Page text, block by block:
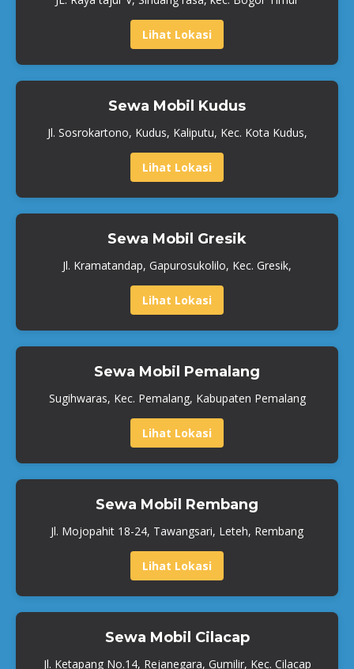
Lihat Lokasi
Sewa Mobil Kudus
Jl. Sosrokartono, Kudus, Kaliputu, Kec. Kota Kudus,
Lihat Lokasi
Sewa Mobil Gresik
Jl. Kramatandap, Gapurosukolilo, Kec. Gresik,
Lihat Lokasi
Sewa Mobil Pemalang
Sugihwaras, Kec. Pemalang, Kabupaten Pemalang
Lihat Lokasi
Sewa Mobil Rembang
Jl. Mojopahit 18-24, Tawangsari, Leteh, Rembang
Lihat Lokasi
Sewa Mobil Cilacap
Jl. Ketapang No.14, Rejanegara, Gumilir, Kec. Cilacap